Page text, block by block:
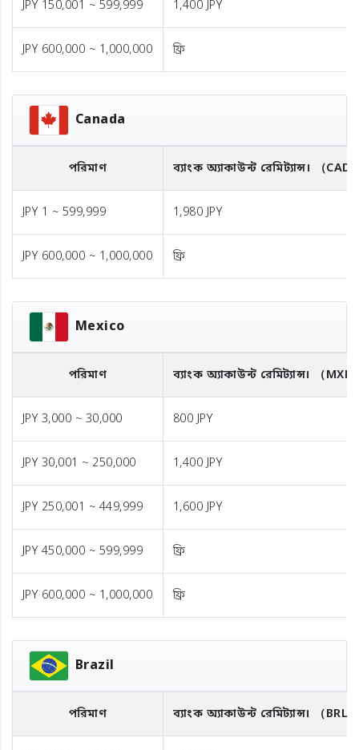
JPY 150,001 ~ 599,999 1,400 JPY
JPY 600,000 ~ 1,000,000 ফ্রি
Canada
পরিমাণ ব্যাংক অ্যাকাউন্ট রেমিট্যান্স। （
JPY 1 ~ 599,999 1,980 JPY
JPY 600,000 ~ 1,000,000 ফ্রি
Mexico
পরিমাণ ব্যাংক অ্যাকাউন্ট রেমিট্যান্স। （MXN
JPY 3,000 ~ 30,000 800 JPY
JPY 30,001 ~ 250,000 1,400 JPY
JPY 250,001 ~ 449,999 1,600 JPY
JPY 450,000 ~ 599,999 ফ্রি
JPY 600,000 ~ 1,000,000 ফ্রি
Brazil
পরিমাণ ব্যাংক অ্যাকাউন্ট রেমিট্যান্স। （BRL）